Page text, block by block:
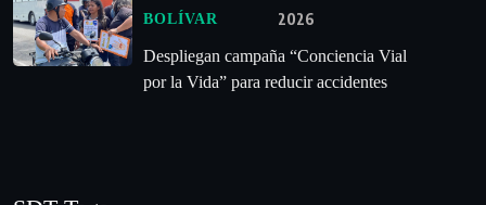
BOLÍVAR
2026
‎Despliegan campaña “Conciencia Vial
por la Vida” para reducir accidentes